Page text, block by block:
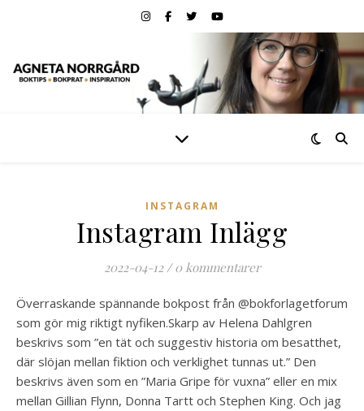
INSTAGRAM
Instagram Inlägg
2022-04-12 / 0 kommentarer
Överraskande spännande bokpost från @bokforlagetforum
som gör mig riktigt nyfiken.Skarp av Helena Dahlgren
beskrivs som ”en tät och suggestiv historia om besatthet,
där slöjan mellan fiktion och verklighet tunnas ut.” Den
beskrivs även som en ”Maria Gripe för vuxna” eller en mix
mellan Gillian Flynn, Donna Tartt och Stephen King. Och jag